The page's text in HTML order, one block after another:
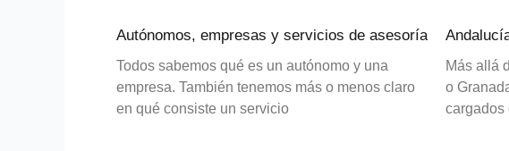
Autónomos, empresas y servicios de asesoría
Todos sabemos qué es un autónomo y una
empresa. También tenemos más o menos claro
en qué consiste un servicio
Más allá
o
cargados